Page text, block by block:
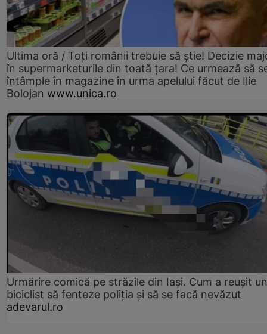
Ultima oră / Toți românii trebuie să știe! Decizie
în supermarketurile din toată țara! Ce urmează să
întâmple în magazine în urma apelului făcut de Ilie
Bolojan www.unica.ro
Urmărire comică pe străzile din Iași. Cum a reușit un
biciclist să fenteze poliția și să se facă nevăzut
adevarul.ro